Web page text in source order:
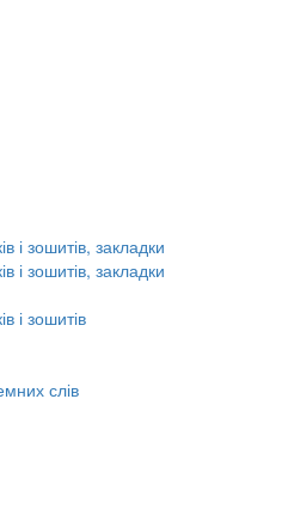
і зошитів, закладки
і зошитів, закладки
і зошитів
слів